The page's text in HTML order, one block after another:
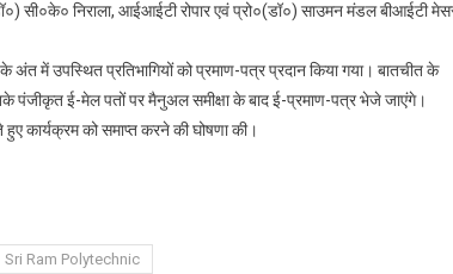
सी०के० निराला, आईआईटी रोपार एवं प्रो०(डॉ०) साउमन मंडल बीआईटी
में उपस्थित प्रतिभागियों को प्रमाण-पत्र प्रदान किया गया। बातचीत के
पंजीकृत ई-मेल पतों पर मैनुअल समीक्षा के बाद ई-प्रमाण-पत्र भेजे जाएंगे।
कार्यक्रम को समाप्त करने की घोषणा की।
Sri Ram Polytechnic